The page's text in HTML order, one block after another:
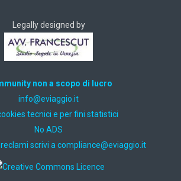
Legally designed by
non a scopo di lucro
ti.oiggaive@ofni
tecnici e per fini statistici
No ADS
scrivi a ti.oiggaive@ecnailpmoc